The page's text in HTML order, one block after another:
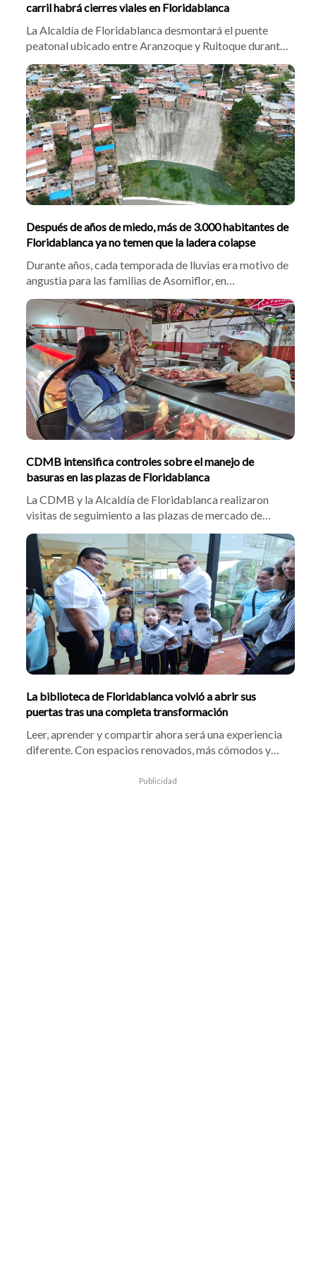
carril habrá cierres viales en Floridablanca
La Alcaldía de Floridablanca desmontará el puente
peatonal ubicado entre Aranzoque y Ruitoque durante
la noche del 3 al 4 de agosto, como parte de las obras
del Tercer Carril. Habrá cierres temporales, rutas
alternas y un paso peatonal provisional con
acompañamiento de auxiliares de tránsito.
Después de años de miedo, más de 3.000 habitantes de
Floridablanca ya no temen que la ladera colapse
Durante años, cada temporada de lluvias era motivo de
angustia para las familias de Asomiflor, en
Floridablanca, por el temor a que un deslizamiento
destruyera sus viviendas. Esa incertidumbre quedó
atrás con la entrega de una obra de estabilización que
beneficia a más de 3.000 habitantes y protege a cerca
de 700 familias del sector.
CDMB intensifica controles sobre el manejo de
basuras en las plazas de Floridablanca
La CDMB y la Alcaldía de Floridablanca realizaron
visitas de seguimiento a las plazas de mercado de
Villabel, Villaluz, Santa Ana y Zapamanga para
verificar el manejo de los residuos sólidos, promover la
implementación del programa Basura Cero y exigir la
actualización de los Planes de Gestión Integral de
Residuos Sólidos (PGIRS), fortaleciendo la gestión
ambiental del municipio.
La biblioteca de Floridablanca volvió a abrir sus
puertas tras una completa transformación
Leer, aprender y compartir ahora será una experiencia
diferente. Con espacios renovados, más cómodos y
vuelve a abrir sus puertas para seguir acercando la
Publicidad